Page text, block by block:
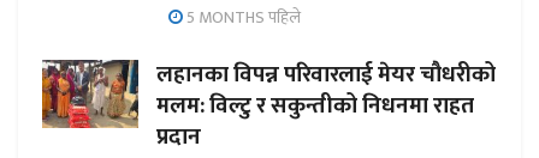
5 MONTHS पहिले
लहानका विपन्न परिवारलाई मेयर चौधरीको
मलम: विल्टु र सकुन्तीको निधनमा राहत
प्रदान